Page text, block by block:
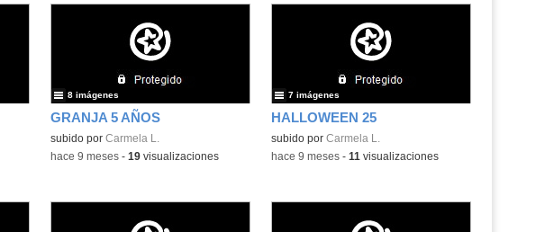
GRANJA 5 AÑOS
subido por Carmela L.
8 imágenes
-hace 9 meses- 19visualizaciones
HALLOWEEN 25
subido por Carmela L.
7 imágenes
-hace 9 meses- 11 visualizaciones